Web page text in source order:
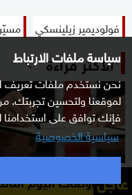
سياسة ملفات الارتباط
نحن نستخدم ملفات تعريف
لموقعنا ولتحسين تجربتك.
فإنك توافق على استخدامنا
سياسية الخصوصية
فولوديمير زيلينسكي
الأكثر قراءة
عاجل
الثالث في روما ما بين